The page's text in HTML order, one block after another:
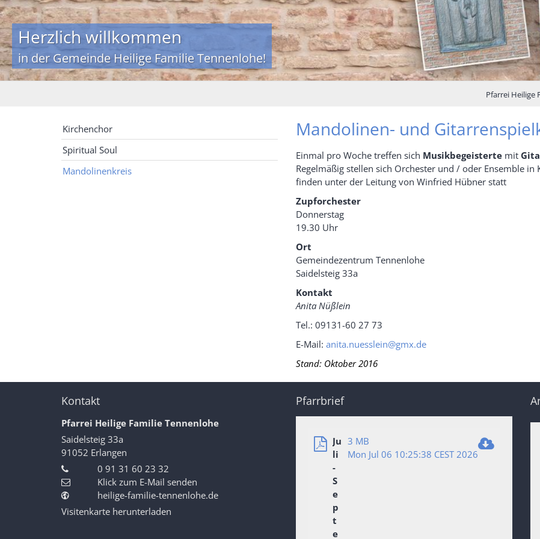
Herzlich willkommen
in der Gemeinde Heilige Familie Tennenlohe!
Pfarrei Heilige
Mandolinen- und
Einmal pro Woche treffen sich Musikbegeisterte mit
Regelmäßig stellen sich Orchester und / oder Ensemble
finden unter der Leitung von Winfried Hübner statt
Zupforchester
Donnerstag
19.30 Uhr
Ort
Gemeindezentrum Tennenlohe
Saidelsteig 33a
Kontakt
Anita Nüßlein
Tel.: 09131-60 27 73
E-Mail: anita.nuesslein@gmx.de
Stand: Oktober 2016
Kirchenchor
Spiritual Soul
Mandolinenkreis
Kontakt
Pfarrei Heilige Familie Tennenlohe
Saidelsteig 33a
91052 Erlangen
0 91 31 60 23 32
Klick zum E-Mail senden
heilige-familie-tennenlohe.de
Visitenkarte herunterladen
Pfarrbrief
Ju
li
-
S
e
p
t
e
3 MB
Mon Jul 06 10:25:38 CEST 2026